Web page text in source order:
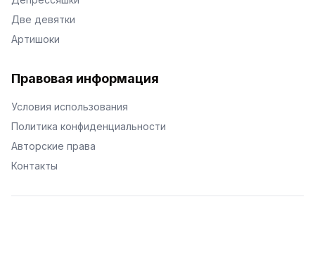
Две девятки
Артишоки
Правовая информация
Условия использования
Политика конфиденциальности
Авторские права
Контакты